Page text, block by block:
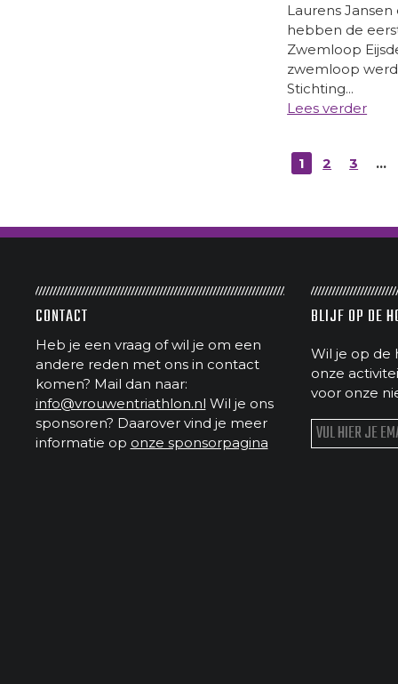
Laurens
hebben de
Zwemloop
zwemloop
Stichting...
Lees verder
1 2 3 …
CONTACT
Heb je een vraag of wil je om een
andere reden met ons in contact
komen? Mail dan naar:
info@vrouwentriathlon.nl Wil je ons
sponsoren? Daarover vind je meer
informatie op onze sponsorpagina
BLIJF OP DE
Wil je op de
onze
voor onze